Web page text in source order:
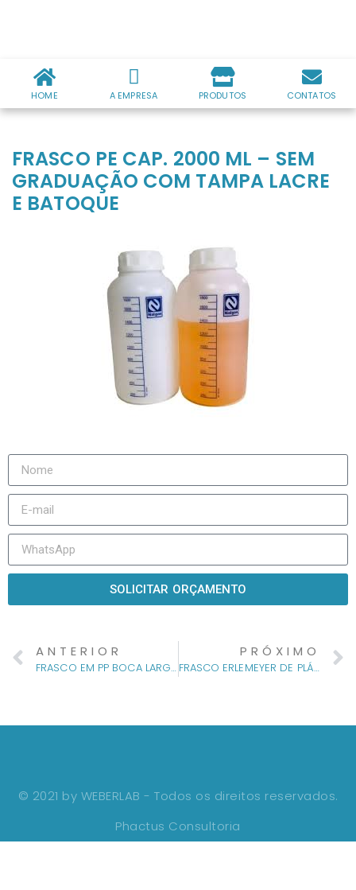
HOME A EMPRESA PRODUTOS CONTATOS
FRASCO PE CAP. 2000 ML – SEM
GRADUAÇÃO COM TAMPA LACRE
E BATOQUE
SOLICITAR ORÇAMENTO
ANTERIOR
FRASCO EM PP BOCA LARGA 50mm AUTOCLAVÁVEL C/ TAMPA ROSCA AZUL
PRÓXIMO
FRASCO ERLEMEYER DE PLÁSTICO
© 2021 by WEBERLAB - Todos os direitos reservados.
Phactus Consultoria